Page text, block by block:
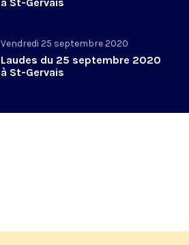
Vendredi 25 septembre 2020
Laudes du 25 septembre 2020
à St-Gervais